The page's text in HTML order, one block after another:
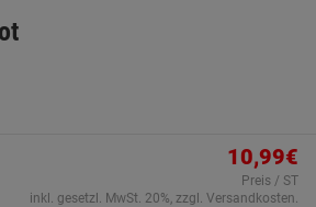
10,99€
Preis / ST
inkl. gesetzl. MwSt. 20%, zzgl. Versandkosten.